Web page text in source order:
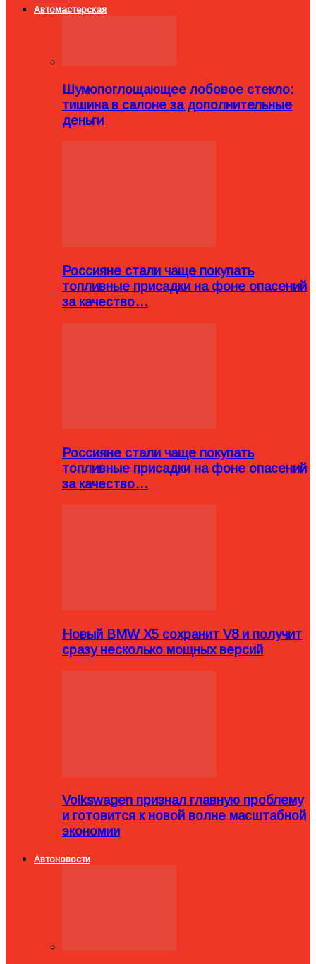
Автомастерская
Шумопоглощающее лобовое стекло:
тишина в салоне за дополнительные
деньги
Россияне стали чаще покупать
топливные присадки на фоне опасений
за качество…
Россияне стали чаще покупать
топливные присадки на фоне опасений
за качество…
Новый BMW X5 сохранит V8 и получит
сразу несколько мощных версий
Volkswagen признал главную проблему
и готовится к новой волне масштабной
экономии
Автоновости